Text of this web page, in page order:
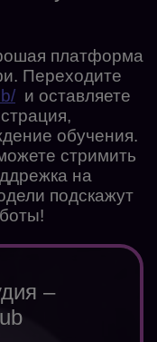
платформа
Переходите
и оставляете
обучения.
стримить
на
подскажут
–